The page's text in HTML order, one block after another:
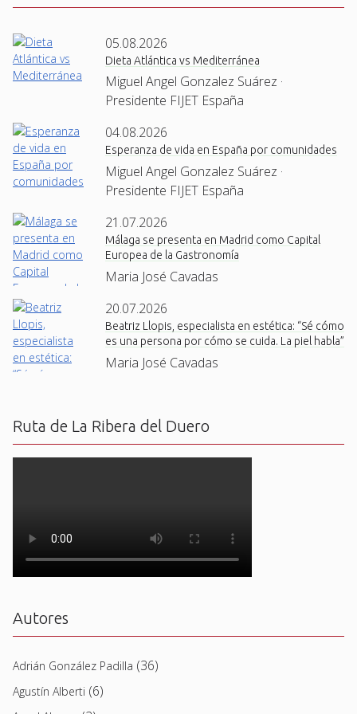
05.08.2026
Dieta Atlántica vs Mediterránea
Miguel Angel Gonzalez Suárez ·
Presidente FIJET España
04.08.2026
Esperanza de vida en España por comunidades
Miguel Angel Gonzalez Suárez ·
Presidente FIJET España
21.07.2026
Málaga se presenta en Madrid como Capital
Europea de la Gastronomía
Maria José Cavadas
20.07.2026
Beatriz Llopis, especialista en estética: “Sé cómo
es una persona por cómo se cuida. La piel habla”
Maria José Cavadas
Ruta de La Ribera del Duero
Autores
Adrián González Padilla (36)
Agustín Alberti (6)